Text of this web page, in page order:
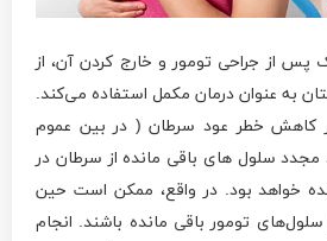
پس از جراحی تومور و خارج کردن آن، از
به عنوان درمان مکمل استفاده می‌کند.
کاهش خطر عود سرطان ( در بین عموم
مجدد سلول های باقی مانده از سرطان در
خواهد بود. در واقع، ممکن است حین
تومور باقی مانده باشند. انجام